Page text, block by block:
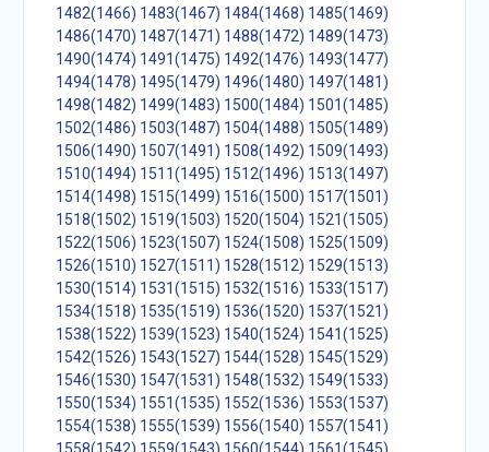
1482(1466) 1483(1467) 1484(1468) 1485(1469)
1486(1470) 1487(1471) 1488(1472) 1489(1473)
1490(1474) 1491(1475) 1492(1476) 1493(1477)
1494(1478) 1495(1479) 1496(1480) 1497(1481)
1498(1482) 1499(1483) 1500(1484) 1501(1485)
1502(1486) 1503(1487) 1504(1488) 1505(1489)
1506(1490) 1507(1491) 1508(1492) 1509(1493)
1510(1494) 1511(1495) 1512(1496) 1513(1497)
1514(1498) 1515(1499) 1516(1500) 1517(1501)
1518(1502) 1519(1503) 1520(1504) 1521(1505)
1522(1506) 1523(1507) 1524(1508) 1525(1509)
1526(1510) 1527(1511) 1528(1512) 1529(1513)
1530(1514) 1531(1515) 1532(1516) 1533(1517)
1534(1518) 1535(1519) 1536(1520) 1537(1521)
1538(1522) 1539(1523) 1540(1524) 1541(1525)
1542(1526) 1543(1527) 1544(1528) 1545(1529)
1546(1530) 1547(1531) 1548(1532) 1549(1533)
1550(1534) 1551(1535) 1552(1536) 1553(1537)
1554(1538) 1555(1539) 1556(1540) 1557(1541)